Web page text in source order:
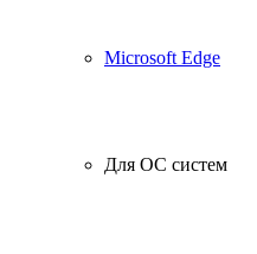
Microsoft Edge
Для ОС систем